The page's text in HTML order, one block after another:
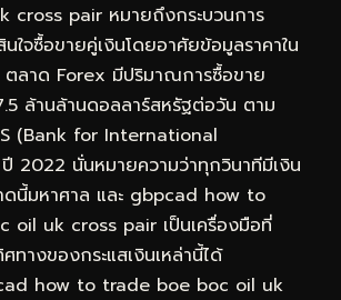
cross pair หมายถึงกระบวนการ
นใจซื้อขายคู่เงินโดยอาศัยข้อมูลราคาใน
ตลาด Forex มีปริมาณการซื้อขาย
ล้านล้านดอลลาร์สหรัฐต่อวัน ตาม
(Bank for International
2022 นั่นหมายความว่าทุกวินาทีมีเงิน
ดนี้มหาศาล และ gbpcad how to
oil uk cross pair เป็นเครื่องมือที่
างของกระแสเงินเหล่านี้ได้
how to trade boe boc oil uk